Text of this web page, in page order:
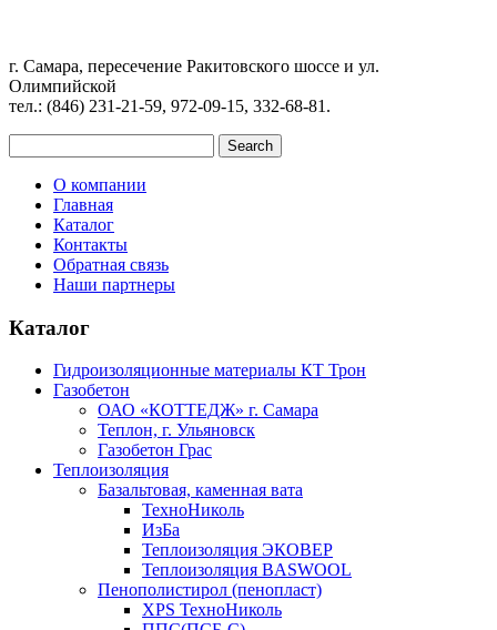
г. Самара, пересечение Ракитовского шоссе и ул.
Олимпийской
тел.: (846) 231-21-59, 972-09-15, 332-68-81.
О компании
Главная
Каталог
Контакты
Обратная связь
Наши партнеры
Каталог
Гидроизоляционные материалы КТ Трон
Газобетон
ОАО «КОТТЕДЖ» г. Самара
Теплон, г. Ульяновск
Газобетон Грас
Теплоизоляция
Базальтовая, каменная вата
ТехноНиколь
ИзБа
Теплоизоляция ЭКОВЕР
Теплоизоляция BASWOOL
Пенополистирол (пенопласт)
XPS ТехноНиколь